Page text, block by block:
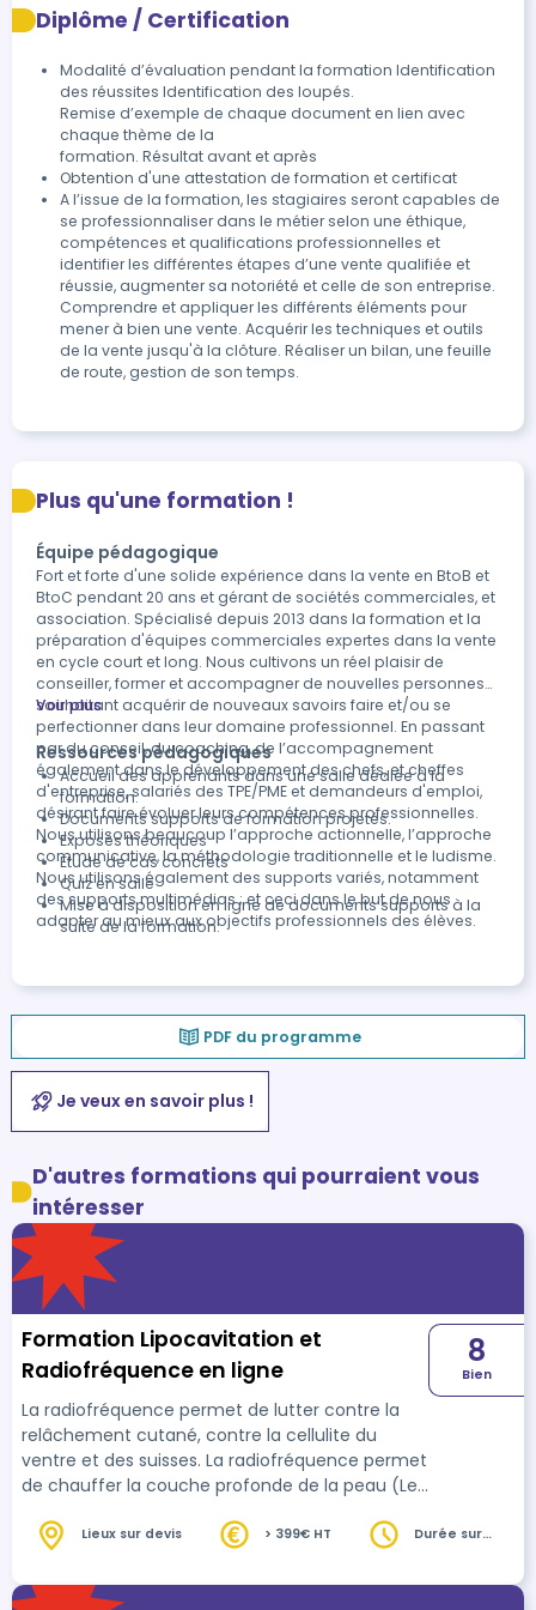
Diplôme / Certification
Modalité d’évaluation pendant la formation Identification
des réussites Identification des loupés.
Remise d’exemple de chaque document en lien avec
chaque thème de la
formation. Résultat avant et après
Obtention d'une attestation de formation et certificat
A l’issue de la formation, les stagiaires seront capables de
se professionnaliser dans le métier selon une éthique,
compétences et qualifications professionnelles et
identifier les différentes étapes d’une vente qualifiée et
réussie, augmenter sa notoriété et celle de son entreprise.
Comprendre et appliquer les différents éléments pour
mener à bien une vente. Acquérir les techniques et outils
de la vente jusqu'à la clôture. Réaliser un bilan, une feuille
de route, gestion de son temps.
Plus qu'une formation !
Équipe pédagogique
Fort et forte d'une solide expérience dans la vente en BtoB et
BtoC pendant 20 ans et gérant de sociétés commerciales, et
association. Spécialisé depuis 2013 dans la formation et la
préparation d'équipes commerciales expertes dans la vente
en cycle court et long. Nous cultivons un réel plaisir de
conseiller, former et accompagner de nouvelles personnes
souhaitant acquérir de nouveaux savoirs faire et/ou se
perfectionner dans leur domaine professionnel. En passant
par du conseil, du coaching, de l’accompagnement
également dans le développement des chefs, et cheffes
d'entreprise, salariés des TPE/PME et demandeurs d'emploi,
désirant faire évoluer leurs compétences professionnelles.
Nous utilisons beaucoup l’approche actionnelle, l’approche
communicative, la méthodologie traditionnelle et le ludisme.
Nous utilisons également des supports variés, notamment
des supports multimédias ; et ceci dans le but de nous
adapter au mieux aux objectifs professionnels des élèves.
Voir plus
Ressources pédagogiques
Accueil des apprenants dans une salle dédiée à la
formation.
Documents supports de formation projetés.
Exposés théoriques
Etude de cas concrets
Quiz en salle
Mise à disposition en ligne de documents supports à la
suite de la formation.
PDF du programme
Je veux en savoir plus !
D'autres formations qui pourraient vous
intéresser
Formation Lipocavitation et
Radiofréquence en ligne
La radiofréquence permet de lutter contre la
relâchement cutané, contre la cellulite du
ventre et des suisses. La radiofréquence permet
de chauffer la couche profonde de la peau (Le
révolutionne le monde de l'esthétique elle
sans faire usage du bistouri. Elle permet la
8
Bien
Lieux sur devis > 399€ HT
Durée sur